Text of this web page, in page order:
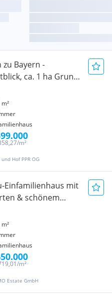
zu Bayern -
ca. 1 ha Grund
möglich
m²
und Hof PPR OG
m²
Einfamilienhaus mit
& schönem
m²
Estate GmbH
m²